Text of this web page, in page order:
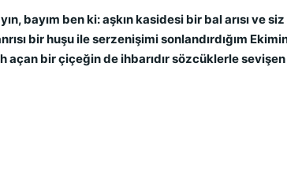
bayım ben ki: aşkın kasidesi bir bal arısı ve
bir huşu ile serzenişimi sonlandırdığım
bir çiçeğin de ihbarıdır sözcüklerle